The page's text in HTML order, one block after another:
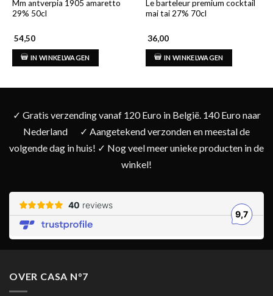
Mm antverpia 1905 amaretto
29% 50cl
54,50
IN WINKELWAGEN
Le barteleur premium cocktail
mai tai 27% 70cl
36,00
IN WINKELWAGEN
✓ Gratis verzending vanaf 120 Euro in België. 140 Euro naar
Nederland
✓ Aangetekend verzonden en meestal de
volgende dag in huis! ✓ Nog veel meer unieke producten in de
winkel!
OVER CASA N°7